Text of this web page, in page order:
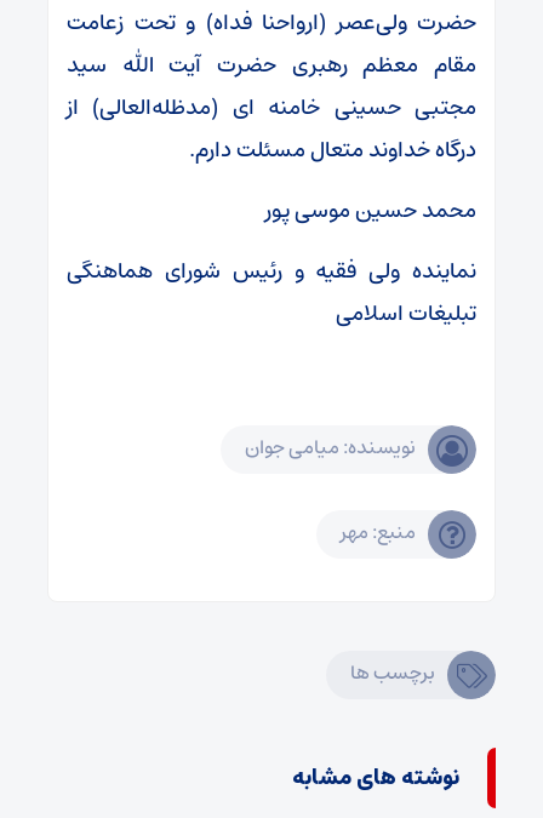
حضرت ولی‌عصر (ارواحنا فداه) و تحت زعامت
مقام معظم رهبری حضرت آیت الله سید
مجتبی حسینی خامنه ای (مدظله‌العالی) از
درگاه خداوند متعال مسئلت دارم.
محمد حسین موسی پور
نماینده ولی فقیه و رئیس شورای هماهنگی
تبلیغات اسلامی
نویسنده: میامی جوان
منبع: مهر
برچسب ها
نوشته های مشابه